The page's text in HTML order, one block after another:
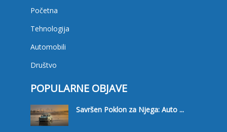
Početna
Tehnologija
Automobili
Društvo
POPULARNE OBJAVE
Savršen Poklon za Njega: Auto ...